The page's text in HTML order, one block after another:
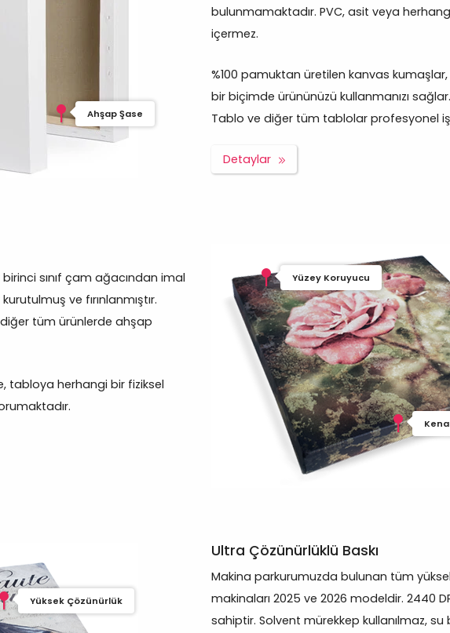
Ahşap Şase
bulunmamaktadır. PVC, asit veya
içermez.
%100 pamuktan üretilen kanvas kumaşlar,
bir biçimde ürününüzü kullanmanızı
Tablo ve diğer tüm tablolar profesyonel
Detaylar
sınıf çam ağacından imal
ve fırınlanmıştır.
tüm ürünlerde ahşap
tabloya herhangi bir fiziksel
Yüzey Koruyucu
Yüksek Çözünürlük
Ultra Çözünürlüklü Baskı
Makina parkurumuzda bulunan tüm
makinaları 2025 ve 2026 modeldir. 2440
sahiptir. Solvent mürekkep kullanılmaz, su